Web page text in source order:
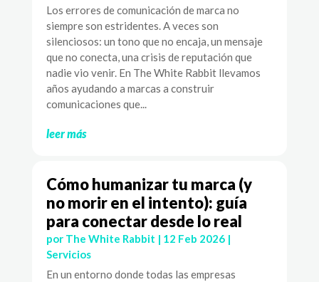
Los errores de comunicación de marca no
siempre son estridentes. A veces son
silenciosos: un tono que no encaja, un mensaje
que no conecta, una crisis de reputación que
nadie vio venir. En The White Rabbit llevamos
años ayudando a marcas a construir
comunicaciones que...
leer más
Cómo humanizar tu marca (y
no morir en el intento): guía
para conectar desde lo real
por The White Rabbit | 12 Feb 2026|
Servicios
En un entorno donde todas las empresas